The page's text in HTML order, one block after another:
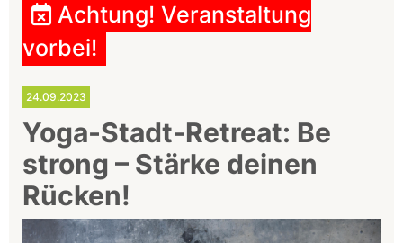
Achtung! Veranstaltung
vorbei!
24.09.2023
Yoga-Stadt-Retreat: Be
strong – Stärke deinen
Rücken!